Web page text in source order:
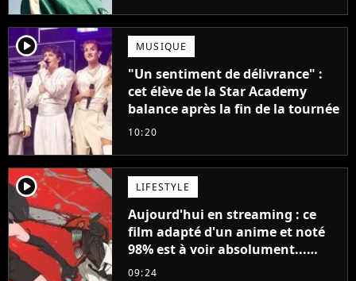
player2 MUSIQUE
"Un sentiment de délivrance" :
cet élève de la Star Academy
balance après la fin de la tournée
10:20
player2 LIFESTYLE
Aujourd'hui en streaming : ce
film adapté d'un anime et noté
98% est à voir absolument...
sinon vous ne comprendrez plus
09:24